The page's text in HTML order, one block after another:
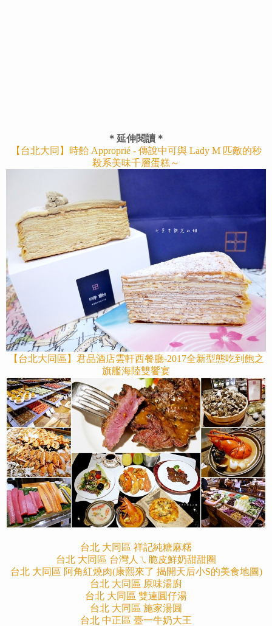
＊延伸閱讀＊
【台北大同】時飴 Approprié - 傳說中可與 Lady M 匹敵的秒
殺系美味千層蛋糕～
【台北大同區】君品酒店雲軒西餐廳-2017全新型態吃到飽之
旗艦海陸雙饗宴
台北 大同區 祥記純糖麻糬
台北 大同區 台灣人ㄟ脆皮鮮奶甜甜圈
台北 大同區 阿角紅燒肉(康熙來了 揭開天后小S的美食地圖)
台北 大同區 原味湯廚
台北 大同區 雙連圓仔湯
台北 大同區 施家湯圓
台北 中正區 臺一牛奶大王